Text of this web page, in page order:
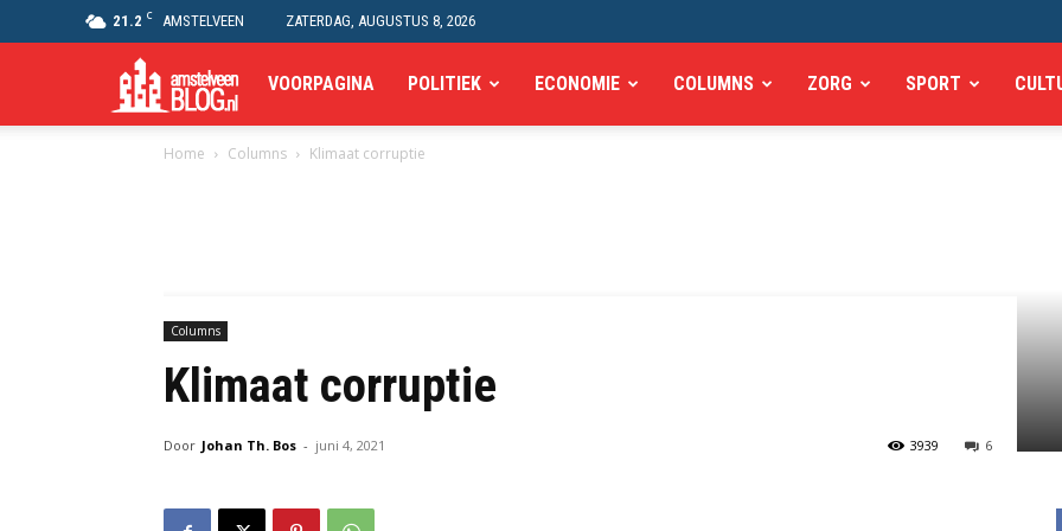
21.2 C AMSTELVEEN ZATERDAG, AUGUSTUS 8, 2026
Amstelveen
Blog
VOORPAGINA POLITIEK ECONOMIE COLUMNS ZORG SPORT
Home Columns Klimaat corruptie
Columns
Klimaat corruptie
Door Johan Th. Bos - juni 4, 2021 6
3939